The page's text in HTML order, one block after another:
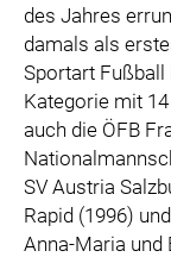
des Jahres
damals als
Sportart
Kategorie mit
auch die ÖFB
SV Austria
Rapid (1996)
Anna-Maria und